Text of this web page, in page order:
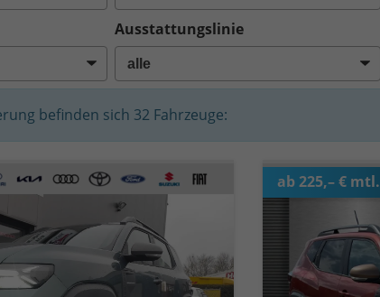
Ausstattungslinie
befinden sich 32 Fahrzeuge:
ab 225,– € mtl.